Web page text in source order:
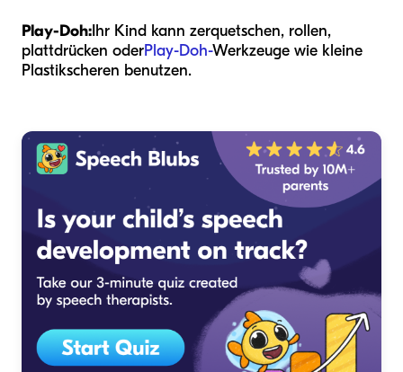
Play-Doh:Ihr Kind kann zerquetschen, rollen,
plattdrücken oderPlay-Doh-Werkzeuge wie kleine
Plastikscheren benutzen.